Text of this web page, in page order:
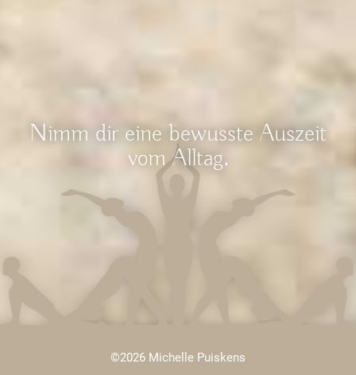
Nimm dir eine bewusste Auszeit
vom Alltag.
©2026 Michelle Puiskens